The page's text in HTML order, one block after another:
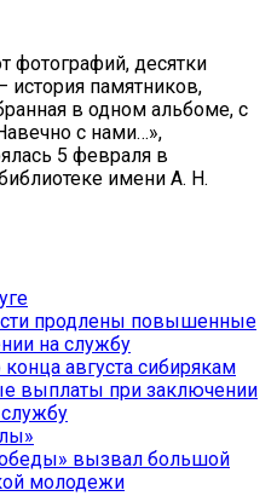
фотографий, десятки
история памятников,
в одном альбоме, с
с нами…»,
5 февраля в
имени А. Н.
продлены повышенные
на службу
августа сибирякам
выплаты при заключении
вызвал большой
молодежи